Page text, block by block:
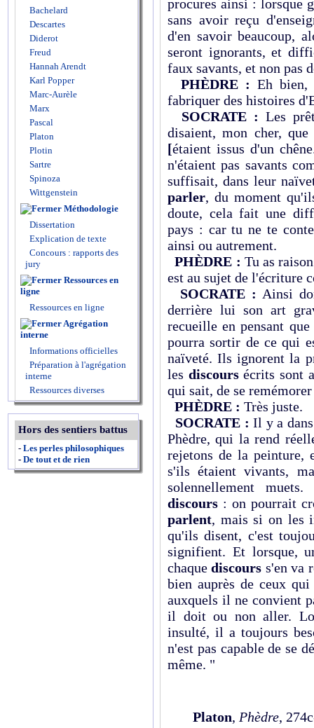
Bachelard
Descartes
Diderot
Freud
Hannah Arendt
Karl Popper
Marc-Aurèle
Marx
Pascal
Platon
Plotin
Sartre
Spinoza
Wittgenstein
Méthodologie
Dissertation
Explication de texte
Concours : rapports des
jury
Ressources en
ligne
Ressources en ligne
Agrégation
interne
Informations officielles
Préparation à l'agrégation
interne
Ressources diverses
Hors des sentiers battus
- Les perles philosophiques
- De tout et de rien
procures ainsi : lorsque
sans avoir reçu
d'en savoir beaucoup,
seront ignorants, et
faux savants, et non pas
PHÈDRE : Eh bien,
fabriquer des histoires
SOCRATE : Les
disaient, mon cher,
[étaient issus d'un
n'étaient pas savants
suffisait, dans leur
parler, du moment
doute, cela fait une
pays : car tu ne te
ainsi ou autrement.
PHÈDRE : Tu as
est au sujet de l'écriture
SOCRATE : Ainsi
derrière lui son art
recueille en pensant
pourra sortir de ce qui
naïveté. Ils ignorent la
les discoursécrits sont
qui sait, de se
PHÈDRE : Très juste.
SOCRATE : Il y a
Phèdre, qui la rend
rejetons de la peinture,
s'ils étaient vivants,
solennellement
discours : on pourrait
parlent, mais si on les
qu'ils disent, c'est
signifient. Et lorsque,
chaquediscours s'en va
bien auprès de ceux
auxquels il ne convient
il doit ou non aller.
insulté, il a toujours
n'est pas capable de se
même. "
Platon, Phèdre,